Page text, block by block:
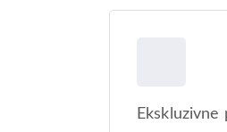
Ekskluzivne